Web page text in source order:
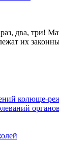
два, три!
их
колюще-